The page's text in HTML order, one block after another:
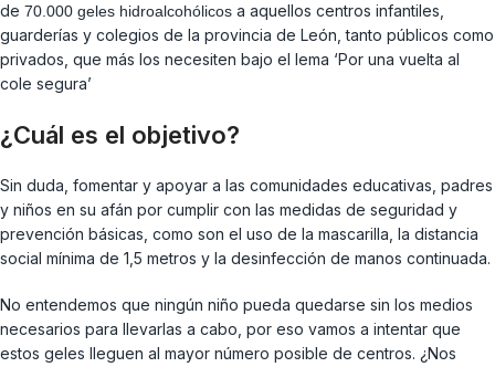
de 70.000 geles hidroalcohólicos a aquellos centros infantiles,
guarderías y colegios de la provincia de León, tanto públicos como
privados, que más los necesiten bajo el lema ‘Por una vuelta al
cole segura’
¿Cuál es el objetivo?
Sin duda, fomentar y apoyar a las comunidades educativas, padres
y niños en su afán por cumplir con las medidas de seguridad y
prevención básicas, como son el uso de la mascarilla, la distancia
social mínima de 1,5 metros y la desinfección de manos continuada.
No entendemos que ningún niño pueda quedarse sin los medios
necesarios para llevarlas a cabo, por eso vamos a intentar que
estos geles lleguen al mayor número posible de centros. ¿Nos